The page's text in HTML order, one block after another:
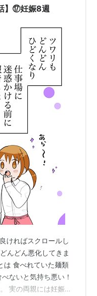
】⑰妊娠8週
ければスクロールし
んどん悪化してきま
は 食べれていた麺類
ないと気持ち悪い！
実の両親には妊娠判